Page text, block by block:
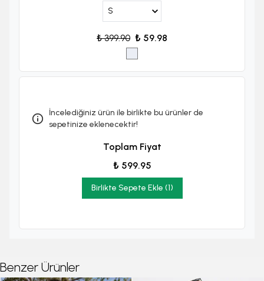
₺ 399.90 ₺ 59.98
İncelediğiniz ürün ile birlikte bu ürünler de
sepetinize eklenecektir!
Toplam Fiyat
₺ 599.95
Birlikte Sepete Ekle (1)
Benzer Ürünler